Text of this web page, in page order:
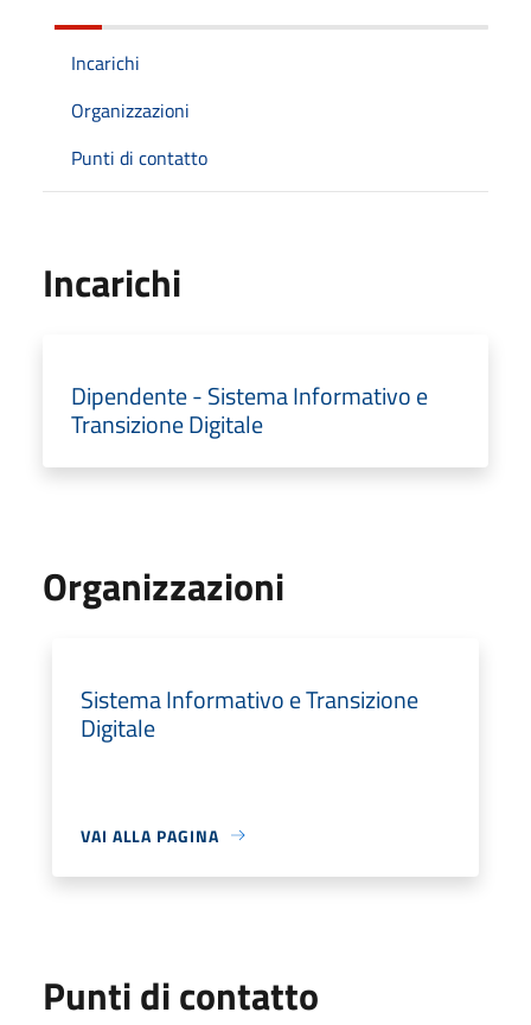
Incarichi
Organizzazioni
Punti di contatto
Incarichi
Dipendente - Sistema Informativo e
Transizione Digitale
Organizzazioni
Sistema Informativo e Transizione
Digitale
VAI ALLA PAGINA
Punti di contatto